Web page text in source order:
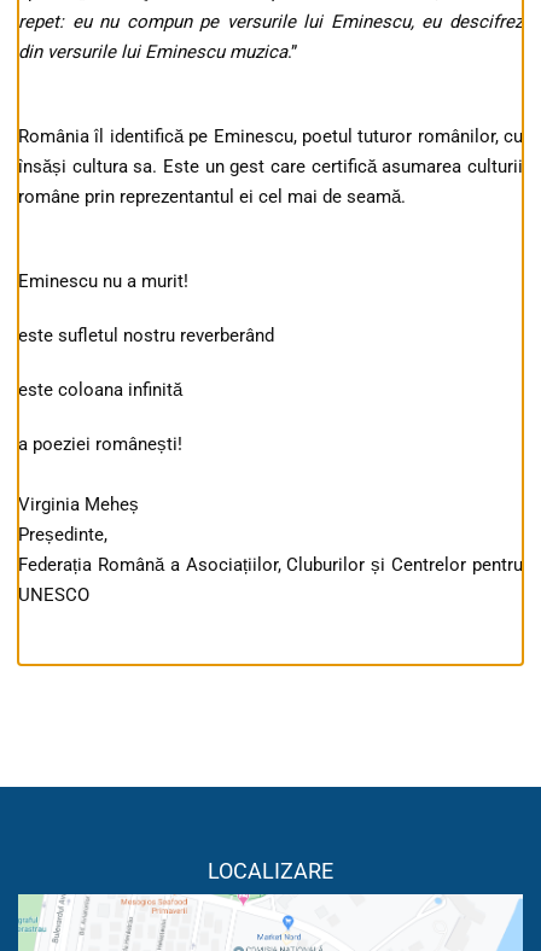
repet: eu nu compun pe versurile lui Eminescu, eu descifrez
din versurile lui Eminescu muzica.”
România îl identifică pe Eminescu, poetul tuturor românilor, cu
însăși cultura sa. Este un gest care certifică asumarea culturii
române prin reprezentantul ei cel mai de seamă.
Eminescu nu a murit!
este sufletul nostru reverberând
este coloana infinită
a poeziei românești!
Virginia Meheș
Președinte,
Federația Română a Asociațiilor, Cluburilor și Centrelor pentru
UNESCO
LOCALIZARE